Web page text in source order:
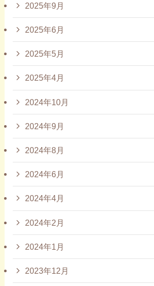
2025年9月
2025年6月
2025年5月
2025年4月
2024年10月
2024年9月
2024年8月
2024年6月
2024年4月
2024年2月
2024年1月
2023年12月